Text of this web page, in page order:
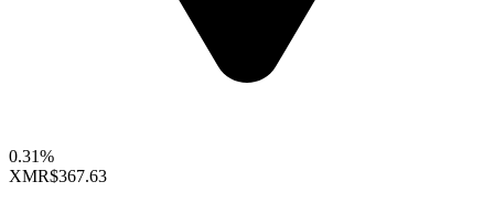
0.31%
XMR$367.63